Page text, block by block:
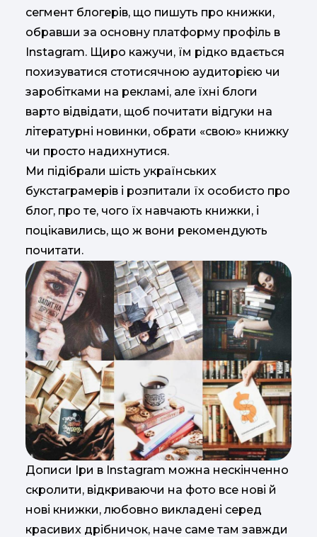
сегмент блогерів, що пишуть про книжки,
обравши за основну платформу профіль в
Instagram. Щиро кажучи, їм рідко вдається
похизуватися стотисячною аудиторією чи
заробітками на рекламі, але їхні блоги
варто відвідати, щоб почитати відгуки на
літературні новинки, обрати «свою» книжку
чи просто надихнутися.
Ми підібрали шість українських
букстаграмерів і розпитали їх особисто про
блог, про те, чого їх навчають книжки, і
поцікавились, що ж вони рекомендують
почитати.
Дописи Іри в Instagram можна нескінченно
скролити, відкриваючи на фото все нові й
нові книжки, любовно викладені серед
красивих дрібничок, наче саме там завжди